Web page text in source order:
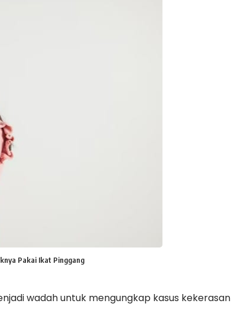
Pakai Ikat Pinggang
wadah untuk mengungkap kasus kekerasan